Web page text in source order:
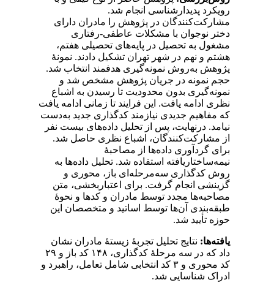
رویکرد پدیدارشناسی انجام شد.
مشارکت‌کنندگان در پژوهش را مادران دارای
دختر نوجوان با مشکلات عاطفی-رفتاری
مشغول به تحصیل در پایه‌های تحصیلی هفتم،
هشتم و نهم در شهر تهران تشکیل دادند. نمونۀ
پژوهش به‌روش نمونه‌گیری هدفمند انتخاب شد.
حجم نمونه در جریان پژوهش مشخص شد و
نمونه‌گیری بدون محدودیت تا رسیدن به اشباع
نظری ادامه یافت. این فرایند تا زمانی ادامه یافت
که مفاهیم جدیدی نیازمند کدگذاری جدید به‌دست
نیامد. درنهایت، پس از تحلیل داده‌های بیست نفر
از مشارکت‌کنندگان، اشباع نظری حاصل شد.
برای گردآوری داده‌ها از مصاحبۀ
نیمه‌ساختاریافته استفاده شد. تحلیل داده‌ها به
روش کدگذاری سه‌مرحله‌ای باز، محوری و
گزینشی انجام گرفت. برای اعتباربخشی، متن
مصاحبه‌ها مجدد توسط مادران و کدها و نحوۀ
طبقه‌بندی آن‌ها توسط اساتید و متخصصان این
حوزه تأیید شد.
یافته‌ها:نتایج تحلیل تجربۀ زیستۀ مادران نشان
داد که در سه مرحلۀ کدگذاری، ۱۴۸ کد باز و ۲۹
کد محوری و ۳ کد انتخابی شامل تعامل، راهبرد و
ادراک شناسایی شد.